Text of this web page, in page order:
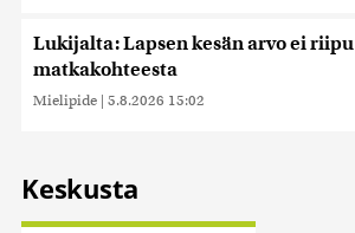
Lukijalta: Lapsen kesän arvo ei riipu
matkakohteesta
Mielipide | 5.8.2026 15:02
Keskusta